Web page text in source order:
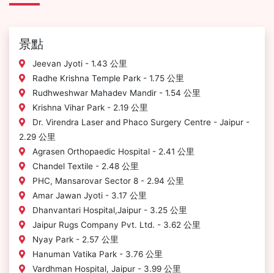
景點
Jeevan Jyoti - 1.43 公里
Radhe Krishna Temple Park - 1.75 公里
Rudhweshwar Mahadev Mandir - 1.54 公里
Krishna Vihar Park - 2.19 公里
Dr. Virendra Laser and Phaco Surgery Centre - Jaipur -
2.29 公里
Agrasen Orthopaedic Hospital - 2.41 公里
Chandel Textile - 2.48 公里
PHC, Mansarovar Sector 8 - 2.94 公里
Amar Jawan Jyoti - 3.17 公里
Dhanvantari Hospital,Jaipur - 3.25 公里
Jaipur Rugs Company Pvt. Ltd. - 3.62 公里
Nyay Park - 2.57 公里
Hanuman Vatika Park - 3.76 公里
Vardhman Hospital, Jaipur - 3.99 公里